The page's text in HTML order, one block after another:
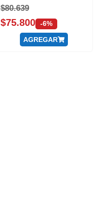
$80.639
$75.800 -6%
AGREGAR